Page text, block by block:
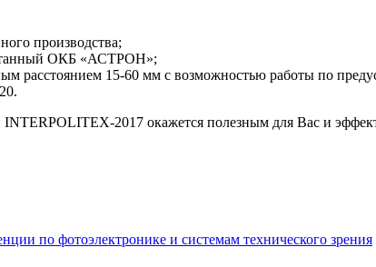
производства;
ОКБ «АСТРОН»;
расстоянием 15-60 мм с возможностью работы по
2017 окажется полезным для Вас и
по фотоэлектронике и системам технического зрения